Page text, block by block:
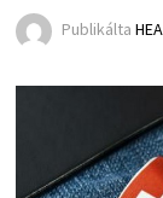
Publikálta HEA